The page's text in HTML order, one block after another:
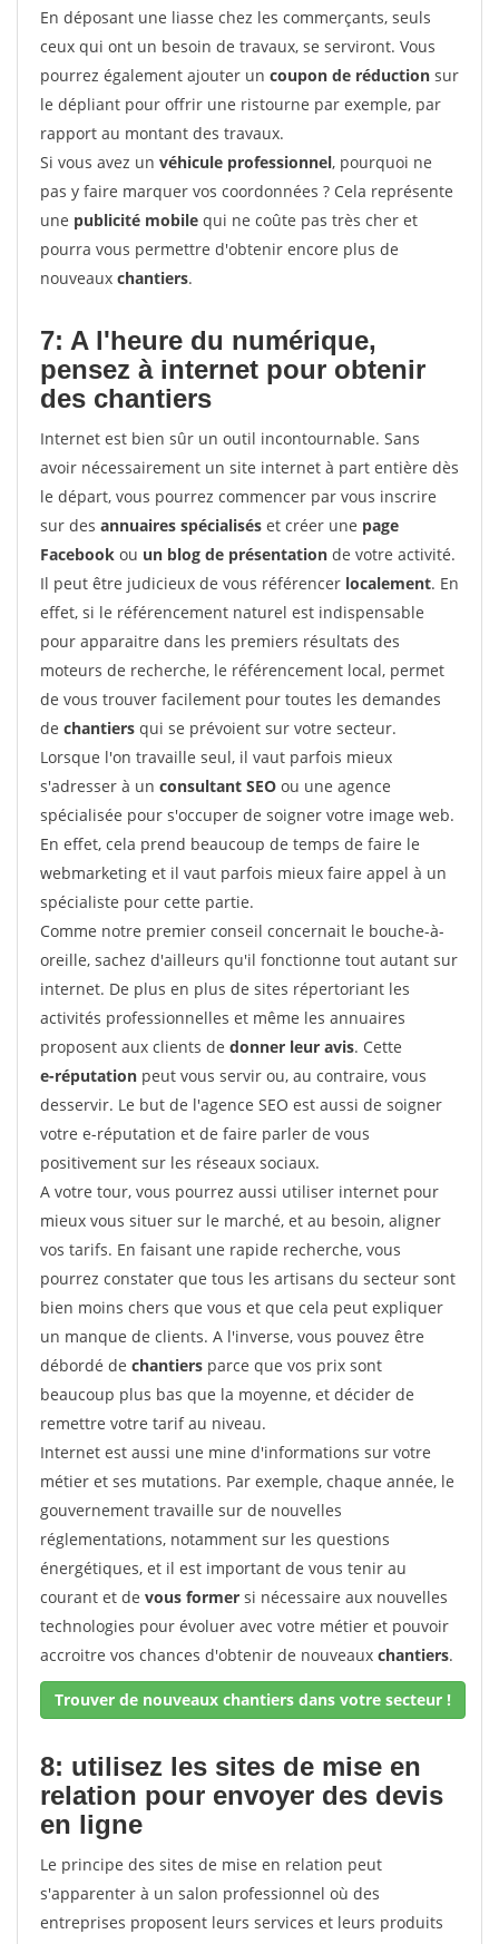
En déposant une liasse chez les commerçants, seuls
ceux qui ont un besoin de travaux, se serviront. Vous
pourrez également ajouter un coupon de réduction sur
le dépliant pour offrir une ristourne par exemple, par
rapport au montant des travaux.
Si vous avez un véhicule professionnel, pourquoi ne
pas y faire marquer vos coordonnées ? Cela représente
une publicité mobile qui ne coûte pas très cher et
pourra vous permettre d'obtenir encore plus de
nouveaux chantiers.
7: A l'heure du numérique,
pensez à internet pour obtenir
des chantiers
Internet est bien sûr un outil incontournable. Sans
avoir nécessairement un site internet à part entière dès
le départ, vous pourrez commencer par vous inscrire
sur des annuaires spécialisés et créer une page
Facebook ou un blog de présentation de votre activité.
Il peut être judicieux de vous référencer localement. En
effet, si le référencement naturel est indispensable
pour apparaitre dans les premiers résultats des
moteurs de recherche, le référencement local, permet
de vous trouver facilement pour toutes les demandes
de chantiers qui se prévoient sur votre secteur.
Lorsque l'on travaille seul, il vaut parfois mieux
s'adresser à un consultant SEO ou une agence
spécialisée pour s'occuper de soigner votre image web.
En effet, cela prend beaucoup de temps de faire le
webmarketing et il vaut parfois mieux faire appel à un
spécialiste pour cette partie.
Comme notre premier conseil concernait le bouche-à-
oreille, sachez d'ailleurs qu'il fonctionne tout autant sur
internet. De plus en plus de sites répertoriant les
activités professionnelles et même les annuaires
proposent aux clients de donner leur avis. Cette
e-réputation peut vous servir ou, au contraire, vous
desservir. Le but de l'agence SEO est aussi de soigner
votre e-réputation et de faire parler de vous
positivement sur les réseaux sociaux.
A votre tour, vous pourrez aussi utiliser internet pour
mieux vous situer sur le marché, et au besoin, aligner
vos tarifs. En faisant une rapide recherche, vous
pourrez constater que tous les artisans du secteur sont
bien moins chers que vous et que cela peut expliquer
un manque de clients. A l'inverse, vous pouvez être
débordé de chantiers parce que vos prix sont
beaucoup plus bas que la moyenne, et décider de
remettre votre tarif au niveau.
Internet est aussi une mine d'informations sur votre
métier et ses mutations. Par exemple, chaque année, le
gouvernement travaille sur de nouvelles
réglementations, notamment sur les questions
énergétiques, et il est important de vous tenir au
courant et de vous former si nécessaire aux nouvelles
technologies pour évoluer avec votre métier et pouvoir
accroitre vos chances d'obtenir de nouveaux chantiers.
Trouver de nouveaux chantiers dans votre secteur !
8: utilisez les sites de mise en
relation pour envoyer des devis
en ligne
Le principe des sites de mise en relation peut
s'apparenter à un salon professionnel où des
entreprises proposent leurs services et leurs produits